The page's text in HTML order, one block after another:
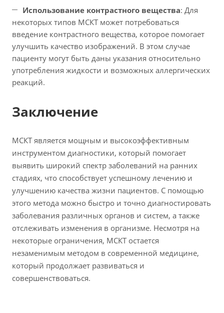
Использование контрастного вещества: Для
некоторых типов МСКТ может потребоваться
введение контрастного вещества, которое помогает
улучшить качество изображений. В этом случае
пациенту могут быть даны указания относительно
употребления жидкости и возможных аллергических
реакций.
Заключение
МСКТ является мощным и высокоэффективным
инструментом диагностики, который помогает
выявить широкий спектр заболеваний на ранних
стадиях, что способствует успешному лечению и
улучшению качества жизни пациентов. С помощью
этого метода можно быстро и точно диагностировать
заболевания различных органов и систем, а также
отслеживать изменения в организме. Несмотря на
некоторые ограничения, МСКТ остается
незаменимым методом в современной медицине,
который продолжает развиваться и
совершенствоваться.